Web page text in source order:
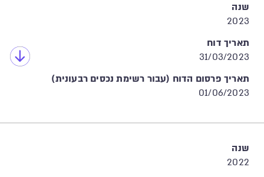
שנה
2023
תאריך דוח
31/03/2023
תאריך פרסום הדוח (עבור רשימת נכסים רבעונית)
01/06/2023
שנה
2022